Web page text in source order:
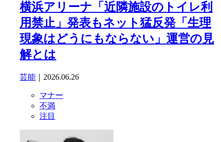
横浜アリーナ「近隣施設のトイレ利
用禁止」発表もネット猛反発「生理
現象はどうにもならない」運営の見
解とは
芸能 ｜2026.06.26
マナー
不満
注目